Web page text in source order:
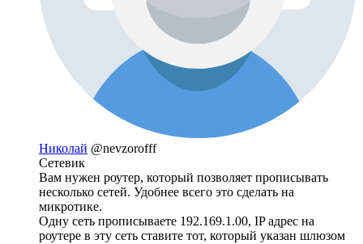
Николай @nevzorofff
Сетевик
Вам нужен роутер, который позволяет прописывать
несколько сетей. Удобнее всего это сделать на
микротике.
Одну сеть прописываете 192.169.1.00, IP адрес на
роутере в эту сеть ставите тот, который указан шлюзом